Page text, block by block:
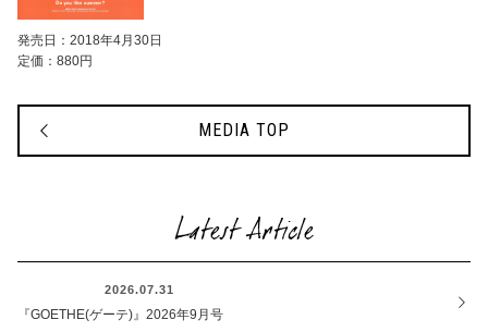
発売日：2018年4月30日
定価：880円
MEDIA TOP
Latest Article
2026.07.31
『GOETHE(ゲーテ)』2026年9月号